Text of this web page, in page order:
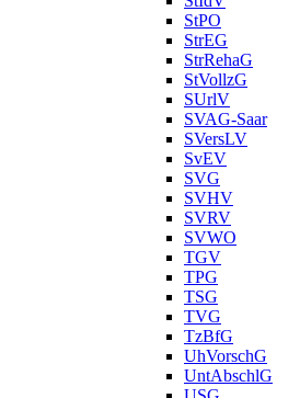
StPO
StrEG
StrRehaG
StVollzG
SUrlV
SVAG-Saar
SVersLV
SvEV
SVG
SVHV
SVRV
SVWO
TGV
TPG
TSG
TVG
TzBfG
UhVorschG
UntAbschlG